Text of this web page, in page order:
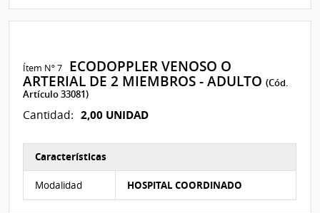
Ítem Nº 7
ECODOPPLER VENOSO O
ARTERIAL DE 2 MIEMBROS - ADULTO(Cód.
Artículo 33081)
Cantidad: 2,00 UNIDAD
Características del Ítem Nº 7
Características
Modalidad HOSPITAL COORDINADO